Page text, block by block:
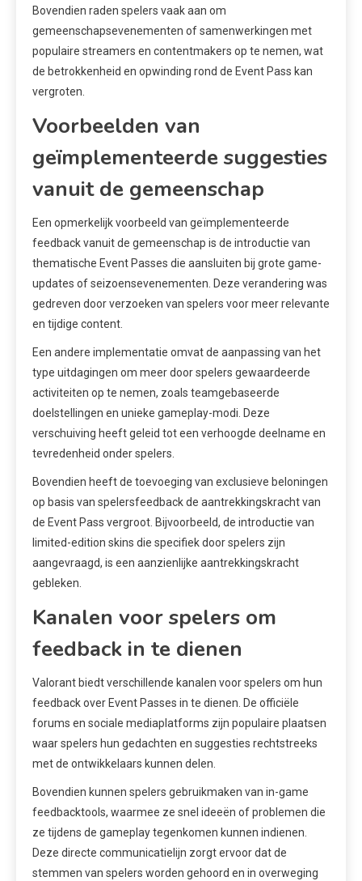
Bovendien raden spelers vaak aan om
gemeenschapsevenementen of samenwerkingen met
populaire streamers en contentmakers op te nemen, wat
de betrokkenheid en opwinding rond de Event Pass kan
vergroten.
Voorbeelden van
geïmplementeerde suggesties
vanuit de gemeenschap
Een opmerkelijk voorbeeld van geïmplementeerde
feedback vanuit de gemeenschap is de introductie van
thematische Event Passes die aansluiten bij grote game-
updates of seizoensevenementen. Deze verandering was
gedreven door verzoeken van spelers voor meer relevante
en tijdige content.
Een andere implementatie omvat de aanpassing van het
type uitdagingen om meer door spelers gewaardeerde
activiteiten op te nemen, zoals teamgebaseerde
doelstellingen en unieke gameplay-modi. Deze
verschuiving heeft geleid tot een verhoogde deelname en
tevredenheid onder spelers.
Bovendien heeft de toevoeging van exclusieve beloningen
op basis van spelersfeedback de aantrekkingskracht van
de Event Pass vergroot. Bijvoorbeeld, de introductie van
limited-edition skins die specifiek door spelers zijn
aangevraagd, is een aanzienlijke aantrekkingskracht
gebleken.
Kanalen voor spelers om
feedback in te dienen
Valorant biedt verschillende kanalen voor spelers om hun
feedback over Event Passes in te dienen. De officiële
forums en sociale mediaplatforms zijn populaire plaatsen
waar spelers hun gedachten en suggesties rechtstreeks
met de ontwikkelaars kunnen delen.
Bovendien kunnen spelers gebruikmaken van in-game
feedbacktools, waarmee ze snel ideeën of problemen die
ze tijdens de gameplay tegenkomen kunnen indienen.
Deze directe communicatielijn zorgt ervoor dat de
stemmen van spelers worden gehoord en in overweging